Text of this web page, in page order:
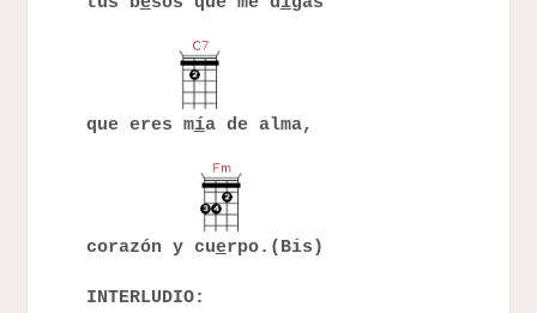
que eres mía de alma,
corazón y cuerpo.(Bis)
INTERLUDIO: